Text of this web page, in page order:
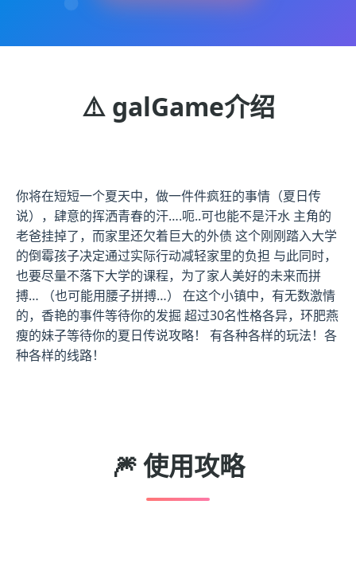
⚠️ galGame介绍
你将在短短一个夏天中，做一件件疯狂的事情（夏日传
说），肆意的挥洒青春的汗….呃..可也能不是汗水 主角的
老爸挂掉了，而家里还欠着巨大的外债 这个刚刚踏入大学
的倒霉孩子决定通过实际行动减轻家里的负担 与此同时，
也要尽量不落下大学的课程，为了家人美好的未来而拼
搏… （也可能用腰子拼搏…） 在这个小镇中，有无数激情
的，香艳的事件等待你的发掘 超过30名性格各异，环肥燕
瘦的妹子等待你的夏日传说攻略！ 有各种各样的玩法！各
种各样的线路！
🎆 使用攻略